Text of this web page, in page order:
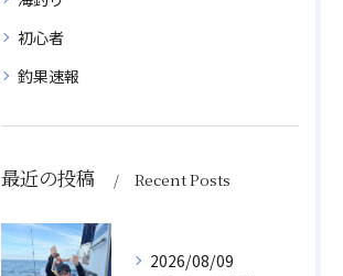
初心者
釣果速報
最近の投稿 Recent Posts
2026/08/09